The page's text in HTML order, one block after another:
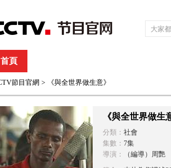
首頁
合 新聞 財經 綜藝 中文國際
節目官網 > 《與全世界做生意》
《與全世界做生
分類： 社會
集數： 7集
導演：
（編導）周艷